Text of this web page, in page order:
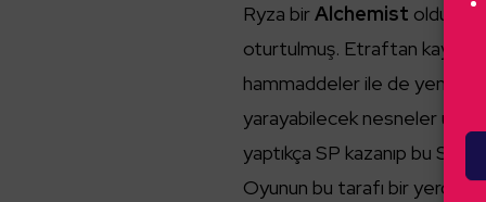
Ryza birAlchemist
oturtulmuş. Etraftan
hammaddeler ile de yeni
yarayabilecek nesneler
yaptıkça SP kazanıp bu SP
Oyunun bu tarafı bir yerden